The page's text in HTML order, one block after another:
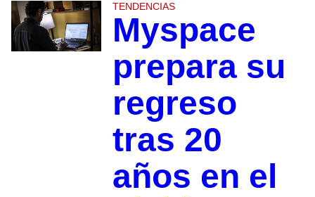
TENDENCIAS
Myspace
prepara su
regreso
tras 20
años en el